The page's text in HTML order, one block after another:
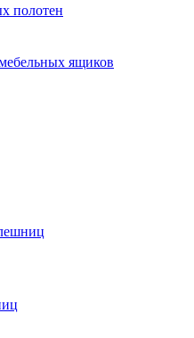
полотен
ящиков